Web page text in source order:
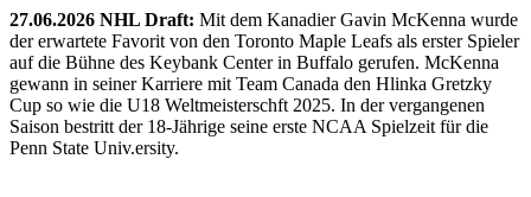
27.06.2026 NHL Draft: Mit dem Kanadier Gavin McKenna wurde
der erwartete Favorit von den Toronto Maple Leafs als erster Spieler
auf die Bühne des Keybank Center in Buffalo gerufen. McKenna
gewann in seiner Karriere mit Team Canada den Hlinka Gretzky
Cup so wie die U18 Weltmeisterschft 2025. In der vergangenen
Saison bestritt der 18-Jährige seine erste NCAA Spielzeit für die
Penn State Univ.ersity.